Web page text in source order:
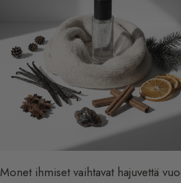
Monet ihmiset vaihtavat hajuvettä